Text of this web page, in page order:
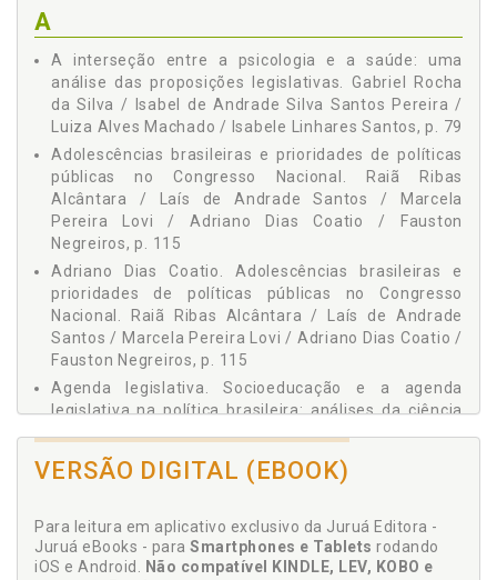
Natielly Alves Bernardes
Raiã Ribas Alcântara
Xisto Rodrigo Rocha de Sousa
Yasmin Nunes Melo
POPULAÇÃO LGBTI+ NA AGENDA DO CONGRESSO
NACIONAL BRASILEIRO: EXCLUSÕES E PRIORIDADES EM
POLÍTICAS PÚBLICAS - Alice Salgado Oliveira / Giovanna
Buzolo Leite / Heloísa Pôrto Medeiros Costa / Xisto Rodrigo
Rocha de Sousa, p. 149
ANÁLISE DAS PROPOSTAS LEGISLATIVAS BRASILEIRAS QUE
ABORDAM A INCLUSÃO DE PESSOAS COM DEFICIÊNCIA -
Mayra Machado Salviano Cezario / Natielly Alves Bernardes /
Ícaro Pedraça Freitas, p. 161
SOCIOEDUCAÇÃO E A AGENDA LEGISLATIVA NA POLÍTICA
BRASILEIRA: ANÁLISES DA CIÊNCIA PSICOLÓGICA E
POLÍTICA - Christiane de Sousa da Silva / Gabriel Taurisano
Tajes / Aline Alves de Moraes, p. 185
A
A interseção entre a psicologia e a saúde: uma
análise das proposições legislativas. Gabriel Rocha
da Silva / Isabel de Andrade Silva Santos Pereira /
Luiza Alves Machado / Isabele Linhares Santos, p. 79
Adolescências brasileiras e prioridades de políticas
públicas no Congresso Nacional. Raiã Ribas
Alcântara / Laís de Andrade Santos / Marcela
Pereira Lovi / Adriano Dias Coatio / Fauston
Negreiros, p. 115
Adriano Dias Coatio. Adolescências brasileiras e
prioridades de políticas públicas no Congresso
Nacional. Raiã Ribas Alcântara / Laís de Andrade
Santos / Marcela Pereira Lovi / Adriano Dias Coatio /
Fauston Negreiros, p. 115
Agenda legislativa. Socioeducação e a agenda
legislativa na política brasileira: análises da ciência
psicológica e política. Christiane de Sousa da Silva /
Gabriel Taurisano Tajes / Aline Alves de Moraes, p.
185
apreciações da agenda política do Congresso
Nacional a partir da psicologia. Ana Clara Cechini dos
Santos / Isabele Linhares Santos, p. 133
VERSÃO DIGITAL (EBOOK)
Para leitura em aplicativo exclusivo da Juruá Editora -
Juruá eBooks - para Smartphones e Tablets rodando
iOS e Android. Não compatível KINDLE, LEV, KOBO e